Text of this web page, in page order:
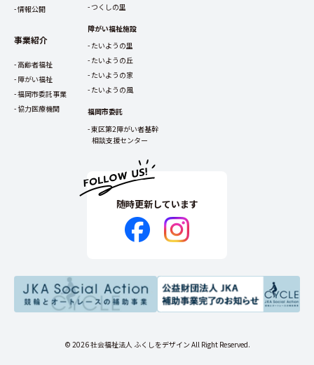
情報公開
事業紹介
高齢者福祉
障がい福祉
福岡市委託事業
協力医療機関
つくしの里
障がい福祉施設
たいようの里
たいようの丘
たいようの家
たいようの風
福岡市委託
東区第2障がい者基幹
相談支援センター
随時更新しています
© 2026 社会福祉法人 ふくしをデザイン All Right Reserved.